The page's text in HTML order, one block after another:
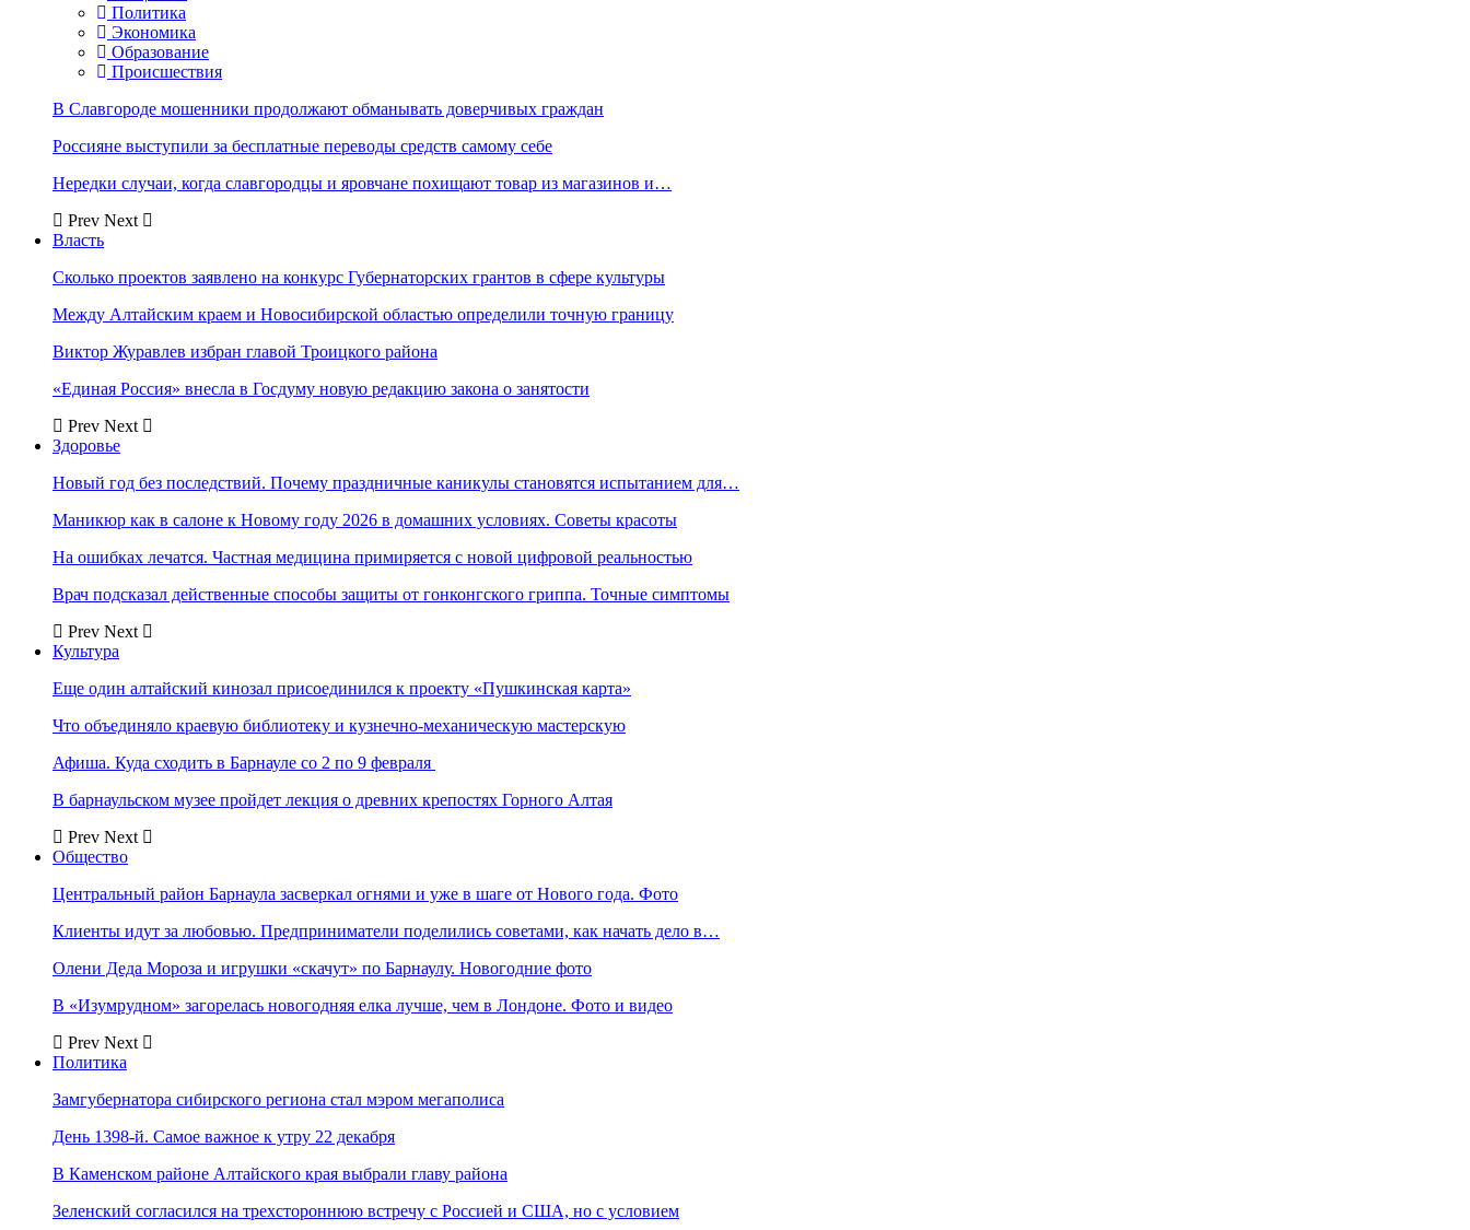
Политика
Экономика
Образование
Происшествия
В Славгороде мошенники продолжают обманывать доверчивых граждан
Россияне выступили за бесплатные переводы средств самому себе
Нередки случаи, когда славгородцы и яровчане похищают товар из магазинов и…
Prev Next
Власть
Сколько проектов заявлено на конкурс Губернаторских грантов в сфере культуры
Между Алтайским краем и Новосибирской областью определили точную границу
Виктор Журавлев избран главой Троицкого района
«Единая Россия» внесла в Госдуму новую редакцию закона о занятости
Prev Next
Здоровье
Новый год без последствий. Почему праздничные каникулы становятся испытанием для…
Маникюр как в салоне к Новому году 2026 в домашних условиях. Советы красоты
На ошибках лечатся. Частная медицина примиряется с новой цифровой реальностью
Врач подсказал действенные способы защиты от гонконгского гриппа. Точные симптомы
Prev Next
Культура
Еще один алтайский кинозал присоединился к проекту «Пушкинская карта»
Что объединяло краевую библиотеку и кузнечно-механическую мастерскую
Афиша. Куда сходить в Барнауле со 2 по 9 февраля
В барнаульском музее пройдет лекция о древних крепостях Горного Алтая
Prev Next
Общество
Центральный район Барнаула засверкал огнями и уже в шаге от Нового года. Фото
Клиенты идут за любовью. Предприниматели поделились советами, как начать дело в…
Олени Деда Мороза и игрушки «скачут» по Барнаулу. Новогодние фото
В «Изумрудном» загорелась новогодняя елка лучше, чем в Лондоне. Фото и видео
Prev Next
Политика
Замгубернатора сибирского региона стал мэром мегаполиса
День 1398-й. Самое важное к утру 22 декабря
В Каменском районе Алтайского края выбрали главу района
Зеленский согласился на трехстороннюю встречу с Россией и США, но с условием